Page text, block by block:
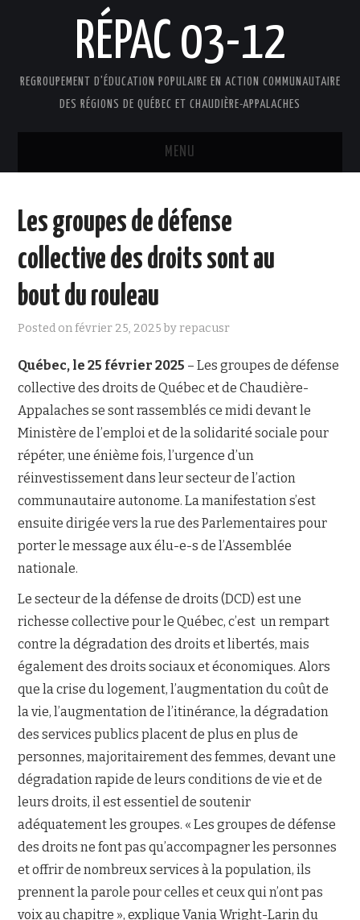
RÉPAC 03-12
REGROUPEMENT D'ÉDUCATION POPULAIRE EN ACTION COMMUNAUTAIRE
DES RÉGIONS DE QUÉBEC ET CHAUDIÈRE-APPALACHES
MENU
PRÉSENTATION
FAIRE UN DON !
Les groupes de défense
collective des droits sont au
bout du rouleau
Posted onfévrier 25, 2025 byrepacusr
Québec, le 25 février 2025 – Les groupes de défense
collective des droits de Québec et de Chaudière-
Appalaches se sont rassemblés ce midi devant le
Ministère de l’emploi et de la solidarité sociale pour
répéter, une énième fois, l’urgence d’un
réinvestissement dans leur secteur de l’action
communautaire autonome. La manifestation s’est
ensuite dirigée vers la rue des Parlementaires pour
porter le message aux élu-e-s de l’Assemblée
nationale.
Le secteur de la défense de droits (DCD) est une
richesse collective pour le Québec, c’est un rempart
contre la dégradation des droits et libertés, mais
également des droits sociaux et économiques. Alors
que la crise du logement, l’augmentation du coût de
la vie, l’augmentation de l’itinérance, la dégradation
des services publics placent de plus en plus de
personnes, majoritairement des femmes, devant une
dégradation rapide de leurs conditions de vie et de
leurs droits, il est essentiel de soutenir
adéquatement les groupes. « Les groupes de défense
des droits ne font pas qu’accompagner les personnes
et offrir de nombreux services à la population, ils
prennent la parole pour celles et ceux qui n’ont pas
voix au chapitre », explique Vania Wright-Larin du